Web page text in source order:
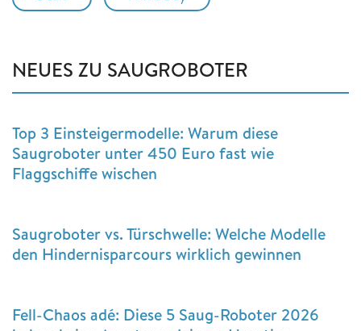
NEUES ZU SAUGROBOTER
Top 3 Einsteigermodelle: Warum diese
Saugroboter unter 450 Euro fast wie
Flaggschiffe wischen
Saugroboter vs. Türschwelle: Welche Modelle
den Hindernisparcours wirklich gewinnen
Fell-Chaos adé: Diese 5 Saug-Roboter 2026